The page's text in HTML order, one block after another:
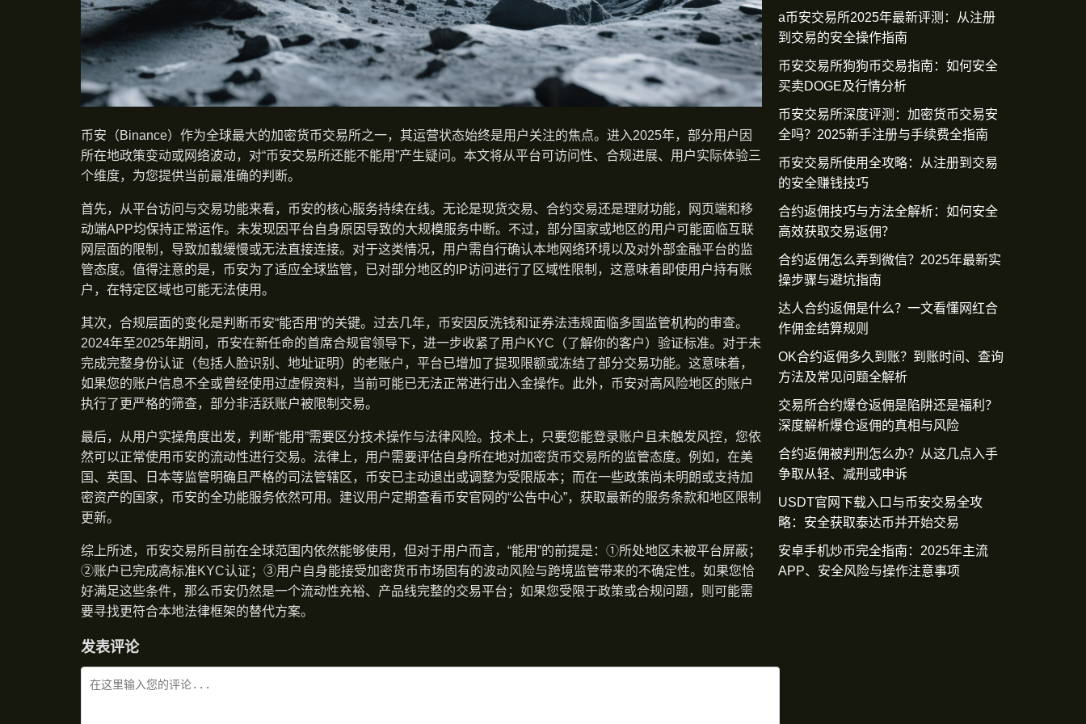
币安（Binance）作为全球最大的加密货币交易所之一，其运营状态始终是用户关注的焦点。进入2025年，部分用户因
所在地政策变动或网络波动，对“币安交易所还能不能用”产生疑问。本文将从平台可访问性、合规进展、用户实际体验三
个维度，为您提供当前最准确的判断。
首先，从平台访问与交易功能来看，币安的核心服务持续在线。无论是现货交易、合约交易还是理财功能，网页端和移
动端APP均保持正常运作。未发现因平台自身原因导致的大规模服务中断。不过，部分国家或地区的用户可能面临互联
网层面的限制，导致加载缓慢或无法直接连接。对于这类情况，用户需自行确认本地网络环境以及对外部金融平台的监
管态度。值得注意的是，币安为了适应全球监管，已对部分地区的IP访问进行了区域性限制，这意味着即使用户持有账
户，在特定区域也可能无法使用。
其次，合规层面的变化是判断币安“能否用”的关键。过去几年，币安因反洗钱和证券法违规面临多国监管机构的审查。
2024年至2025年期间，币安在新任命的首席合规官领导下，进一步收紧了用户KYC（了解你的客户）验证标准。对于未
完成完整身份认证（包括人脸识别、地址证明）的老账户，平台已增加了提现限额或冻结了部分交易功能。这意味着，
如果您的账户信息不全或曾经使用过虚假资料，当前可能已无法正常进行出入金操作。此外，币安对高风险地区的账户
执行了更严格的筛查，部分非活跃账户被限制交易。
最后，从用户实操角度出发，判断“能用”需要区分技术操作与法律风险。技术上，只要您能登录账户且未触发风控，您依
然可以正常使用币安的流动性进行交易。法律上，用户需要评估自身所在地对加密货币交易所的监管态度。例如，在美
国、英国、日本等监管明确且严格的司法管辖区，币安已主动退出或调整为受限版本；而在一些政策尚未明朗或支持加
密资产的国家，币安的全功能服务依然可用。建议用户定期查看币安官网的“公告中心”，获取最新的服务条款和地区限制
更新。
综上所述，币安交易所目前在全球范围内依然能够使用，但对于用户而言，“能用”的前提是：①所处地区未被平台屏蔽；
②账户已完成高标准KYC认证；③用户自身能接受加密货币市场固有的波动风险与跨境监管带来的不确定性。如果您恰
好满足这些条件，那么币安仍然是一个流动性充裕、产品线完整的交易平台；如果您受限于政策或合规问题，则可能需
要寻找更符合本地法律框架的替代方案。
发表评论
a币安交易所2025年最新评测：从注册
到交易的安全操作指南
币安交易所狗狗币交易指南：如何安全
买卖DOGE及行情分析
币安交易所深度评测：加密货币交易安
全吗？2025新手注册与手续费全指南
币安交易所使用全攻略：从注册到交易
的安全赚钱技巧
合约返佣技巧与方法全解析：如何安全
高效获取交易返佣？
合约返佣怎么弄到微信？2025年最新实
操步骤与避坑指南
达人合约返佣是什么？一文看懂网红合
作佣金结算规则
OK合约返佣多久到账？到账时间、查询
方法及常见问题全解析
交易所合约爆仓返佣是陷阱还是福利？
深度解析爆仓返佣的真相与风险
合约返佣被判刑怎么办？从这几点入手
争取从轻、减刑或申诉
USDT官网下载入口与币安交易全攻
略：安全获取泰达币并开始交易
安卓手机炒币完全指南：2025年主流
APP、安全风险与操作注意事项